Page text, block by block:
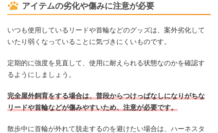
アイテムの劣化や傷みに注意が必要
いつも使用しているリードや首輪などのグッズは、案外劣化して
いたり弱くなっていることに気づきにくいものです。
定期的に強度を見直して、使用に耐えられる状態なのかを確認す
るようにしましょう。
完全屋外飼育をする場合は、普段からつけっぱなしになりがちな
リードや首輪などが傷みやすいため、注意が必要です。
散歩中に首輪が外れて脱走するのを避けたい場合は、ハーネスタ